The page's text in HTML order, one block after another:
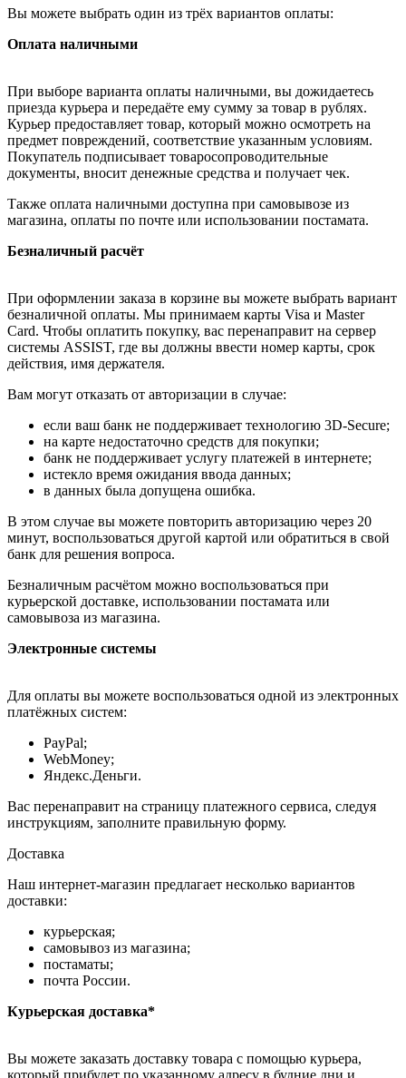
Вы можете выбрать один из трёх вариантов оплаты:
Оплата наличными
При выборе варианта оплаты наличными, вы дожидаетесь
приезда курьера и передаёте ему сумму за товар в рублях.
Курьер предоставляет товар, который можно осмотреть на
предмет повреждений, соответствие указанным условиям.
Покупатель подписывает товаросопроводительные
документы, вносит денежные средства и получает чек.
Также оплата наличными доступна при самовывозе из
магазина, оплаты по почте или использовании постамата.
Безналичный расчёт
При оформлении заказа в корзине вы можете выбрать вариант
безналичной оплаты. Мы принимаем карты Visa и Master
Card. Чтобы оплатить покупку, вас перенаправит на сервер
системы ASSIST, где вы должны ввести номер карты, срок
действия, имя держателя.
Вам могут отказать от авторизации в случае:
если ваш банк не поддерживает технологию 3D-Secure;
на карте недостаточно средств для покупки;
банк не поддерживает услугу платежей в интернете;
истекло время ожидания ввода данных;
в данных была допущена ошибка.
В этом случае вы можете повторить авторизацию через 20
минут, воспользоваться другой картой или обратиться в свой
банк для решения вопроса.
Безналичным расчётом можно воспользоваться при
курьерской доставке, использовании постамата или
самовывоза из магазина.
Электронные системы
Для оплаты вы можете воспользоваться одной из электронных
платёжных систем:
PayPal;
WebMoney;
Яндекс.Деньги.
Вас перенаправит на страницу платежного сервиса, следуя
инструкциям, заполните правильную форму.
Доставка
Наш интернет-магазин предлагает несколько вариантов
доставки:
курьерская;
самовывоз из магазина;
постаматы;
почта России.
Курьерская доставка*
Вы можете заказать доставку товара с помощью курьера,
который прибудет по указанному адресу в будние дни и